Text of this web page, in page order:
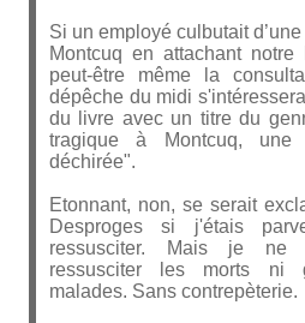
Si un employé culbutait
Montcuq en attachant notre
peut-être même la
dépêche du midi
du livre avec un titre du
tragique à Montcuq, une
déchirée".
Etonnant, non, se serait
Desproges si j'étais
ressusciter. Mais je ne
ressusciter les morts ni
malades. Sans contrepèterie.